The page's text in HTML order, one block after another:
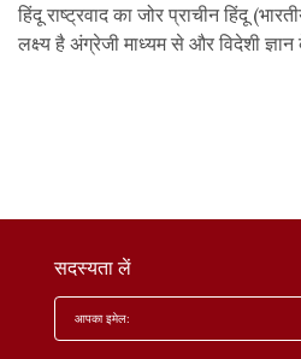
हिंदू राष्ट्रवाद का जोर प्राचीन हिंदू
लक्ष्य है अंग्रेजी माध्यम से और विदेशी
सदस्यता लें